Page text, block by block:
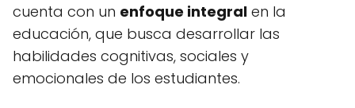
cuenta con un enfoque integral en la
educación, que busca desarrollar las
habilidades cognitivas, sociales y
emocionales de los estudiantes.